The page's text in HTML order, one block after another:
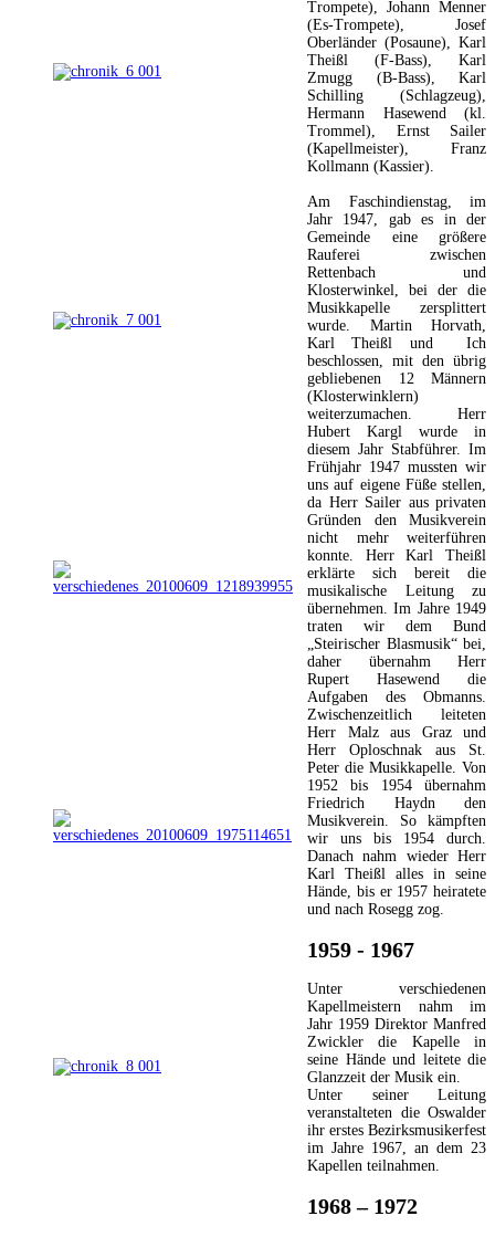
Trompete), Johann Menner
(Es-Trompete), Josef
Oberländer (Posaune), Karl
Theißl (F-Bass), Karl
Zmugg (B-Bass), Karl
Schilling (Schlagzeug),
Hermann Hasewend (kl.
Trommel), Ernst Sailer
(Kapellmeister), Franz
Kollmann (Kassier).
Am Faschindienstag, im
Jahr 1947, gab es in der
Gemeinde eine größere
Rauferei zwischen
Rettenbach und
Klosterwinkel, bei der die
Musikkapelle zersplittert
wurde. Martin Horvath,
Karl Theißl und Ich
beschlossen, mit den übrig
gebliebenen 12 Männern
(Klosterwinklern)
weiterzumachen. Herr
Hubert Kargl wurde in
diesem Jahr Stabführer. Im
Frühjahr 1947 mussten wir
uns auf eigene Füße stellen,
da Herr Sailer aus privaten
Gründen den Musikverein
nicht mehr weiterführen
konnte. Herr Karl Theißl
erklärte sich bereit die
musikalische Leitung zu
übernehmen. Im Jahre 1949
traten wir dem Bund
„Steirischer Blasmusik“ bei,
daher übernahm Herr
Rupert Hasewend die
Aufgaben des Obmanns.
Zwischenzeitlich leiteten
Herr Malz aus Graz und
Herr Oploschnak aus St.
Peter die Musikkapelle. Von
1952 bis 1954 übernahm
Friedrich Haydn den
Musikverein. So kämpften
wir uns bis 1954 durch.
Danach nahm wieder Herr
Karl Theißl alles in seine
Hände, bis er 1957 heiratete
und nach Rosegg zog.
1959 - 1967
Unter verschiedenen
Kapellmeistern nahm im
Jahr 1959 Direktor Manfred
Zwickler die Kapelle in
seine Hände und leitete die
Glanzzeit der Musik ein.
Unter seiner Leitung
veranstalteten die Oswalder
ihr erstes Bezirksmusikerfest
im Jahre 1967, an dem 23
Kapellen teilnahmen.
1968 – 1972